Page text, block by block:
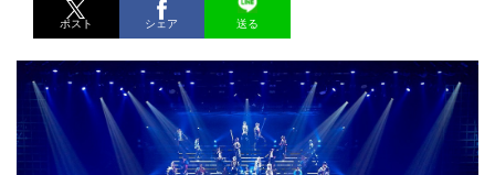
ポスト シェア 送る